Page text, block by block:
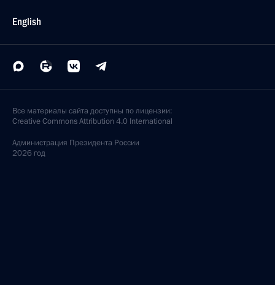
English
Все материалы сайта доступны по лицензии:
Creative Commons Attribution 4.0 International
Администрация Президента России
2026 год